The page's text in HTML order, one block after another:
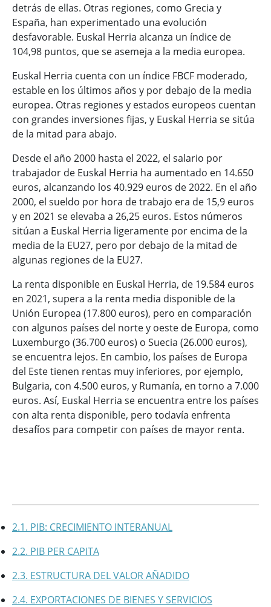
detrás de ellas. Otras regiones, como Grecia y
España, han experimentado una evolución
desfavorable. Euskal Herria alcanza un índice de
104,98 puntos, que se asemeja a la media europea.
Euskal Herria cuenta con un índice FBCF moderado,
estable en los últimos años y por debajo de la media
europea. Otras regiones y estados europeos cuentan
con grandes inversiones fijas, y Euskal Herria se sitúa
de la mitad para abajo.
Desde el año 2000 hasta el 2022, el salario por
trabajador de Euskal Herria ha aumentado en 14.650
euros, alcanzando los 40.929 euros de 2022. En el año
2000, el sueldo por hora de trabajo era de 15,9 euros
y en 2021 se elevaba a 26,25 euros. Estos números
sitúan a Euskal Herria ligeramente por encima de la
media de la EU27, pero por debajo de la mitad de
algunas regiones de la EU27.
La renta disponible en Euskal Herria, de 19.584 euros
en 2021, supera a la renta media disponible de la
Unión Europea (17.800 euros), pero en comparación
con algunos países del norte y oeste de Europa, como
Luxemburgo (36.700 euros) o Suecia (26.000 euros),
se encuentra lejos. En cambio, los países de Europa
del Este tienen rentas muy inferiores, por ejemplo,
Bulgaria, con 4.500 euros, y Rumanía, en torno a 7.000
euros. Así, Euskal Herria se encuentra entre los países
con alta renta disponible, pero todavía enfrenta
desafíos para competir con países de mayor renta.
2.1. PIB: CRECIMIENTO INTERANUAL
2.2. PIB PER CAPITA
2.3. ESTRUCTURA DEL VALOR AÑADIDO
2.4. EXPORTACIONES DE BIENES Y SERVICIOS